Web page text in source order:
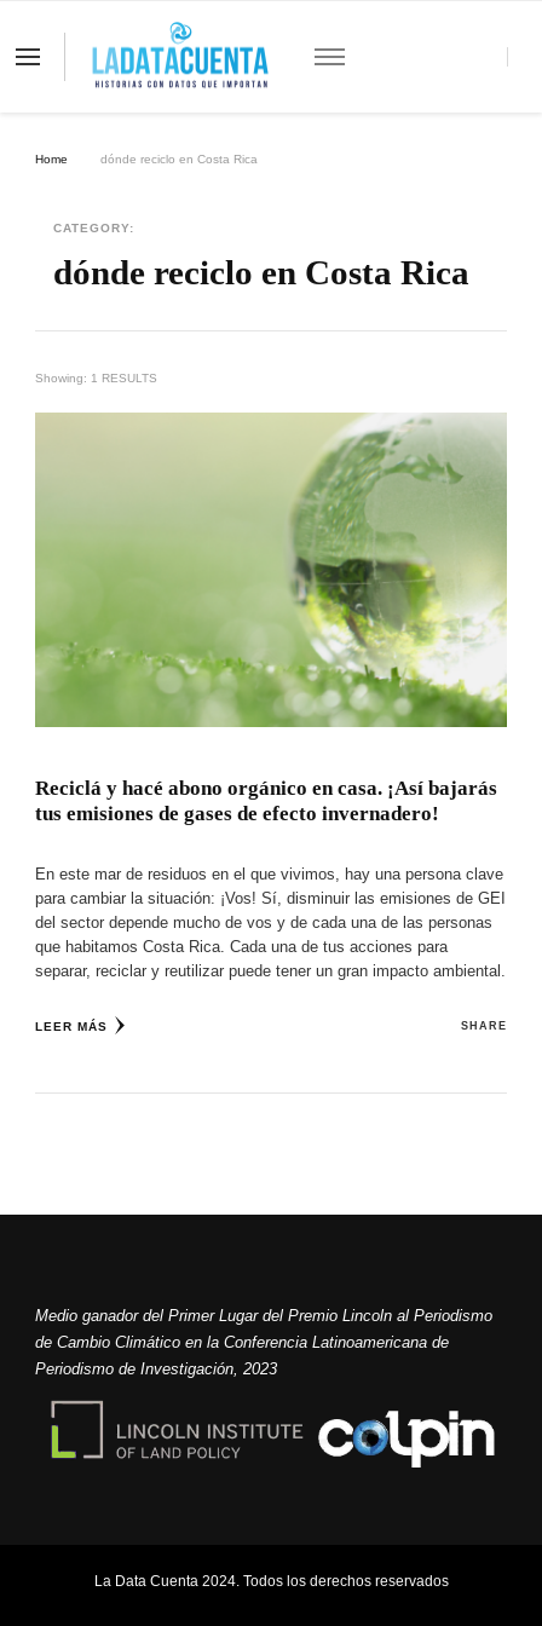
La Data Cuenta es una plataforma
Home dónde reciclo en Costa Rica
CATEGORY:
dónde reciclo en Costa Rica
Showing: 1 RESULTS
Reciclá y hacé abono orgánico en casa. ¡Así bajarás
tus emisiones de gases de efecto invernadero!
En este mar de residuos en el que vivimos, hay una persona clave
para cambiar la situación: ¡Vos! Sí, disminuir las emisiones de GEI
del sector depende mucho de vos y de cada una de las personas
que habitamos Costa Rica. Cada una de tus acciones para
separar, reciclar y reutilizar puede tener un gran impacto ambiental.
LEER MÁS SHARE
Medio ganador del Primer Lugar del Premio Lincoln al Periodismo
de Cambio Climático en la Conferencia Latinoamericana de
Periodismo de Investigación, 2023
La Data Cuenta 2024. Todos los derechos reservados